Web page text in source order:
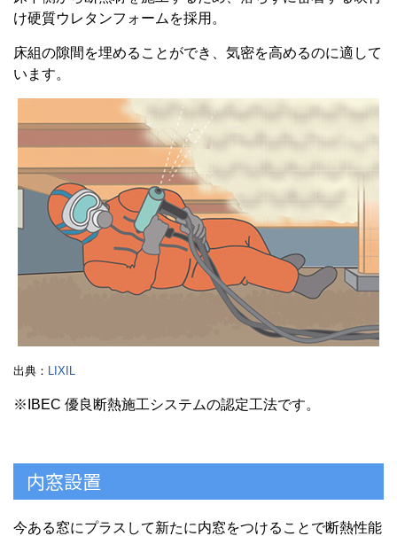
け硬質ウレタンフォームを採用。
床組の隙間を埋めることができ、気密を高めるのに適して
います。
出典： LIXIL
※IBEC 優良断熱施工システムの認定工法です。
内窓設置
今ある窓にプラスして新たに内窓をつけることで断熱性能